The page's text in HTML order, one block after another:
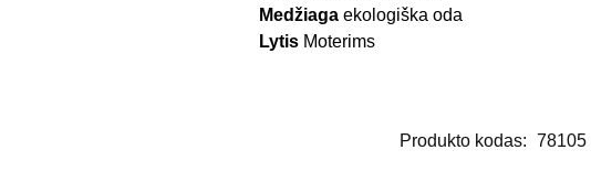
Medžiagaekologiška oda
LytisMoterims
Produkto kodas: 78105